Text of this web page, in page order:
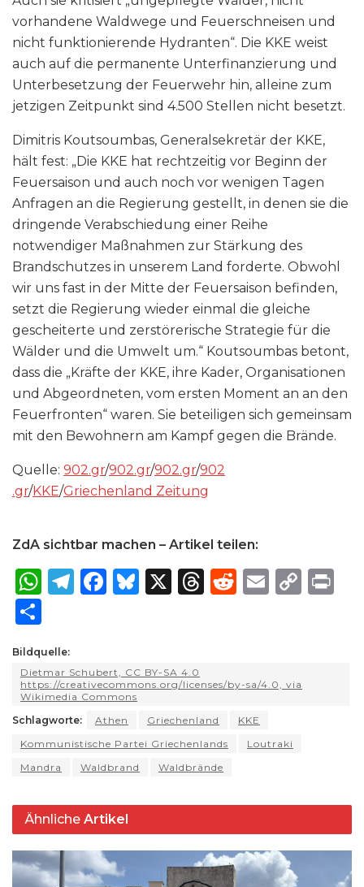
vorhandene Waldwege und Feuerschneisen und
nicht funktionierende Hydranten“. Die KKE weist
auch auf die permanente Unterfinanzierung und
Unterbesetzung der Feuerwehr hin, alleine zum
jetzigen Zeitpunkt sind 4.500 Stellen nicht besetzt.
Dimitris Koutsoumbas, Generalsekretär der KKE,
hält fest: „Die KKE hat rechtzeitig vor Beginn der
Feuersaison und auch noch vor wenigen Tagen
Anfragen an die Regierung gestellt, in denen sie die
dringende Verabschiedung einer Reihe
notwendiger Maßnahmen zur Stärkung des
Brandschutzes in unserem Land forderte. Obwohl
wir uns fast in der Mitte der Feuersaison befinden,
setzt die Regierung wieder einmal die gleiche
gescheiterte und zerstörerische Strategie für die
Wälder und die Umwelt um.“ Koutsoumbas betont,
dass die „Kräfte der KKE, ihre Kader, Organisationen
und Abgeordneten, vom ersten Moment an an den
Feuerfronten“ waren. Sie beteiligen sich gemeinsam
mit den Bewohnern am Kampf gegen die Brände.
Quelle: 902​.gr/902​.gr/902​.gr/902​
.gr/KKE/Griechenland Zeitung
ZdA sichtbar machen – Artikel teilen:
W
ts
A
p
p
T
ra
m
F
b
o
o
k
B
k
y
X
T
d
s
R
t
E
C
Li
ar
e
Bildquelle:
Dietmar Schubert, CC BY-SA 4.0
https://creativecommons.org/licenses/by-sa/4.0, via
Wikimedia Commons
Schlagworte:
Athen Griechenland
KKE
Kommunistische Partei Griechenlands
Loutraki
Mandra
Waldbrand Waldbrände
Ähnliche Artikel